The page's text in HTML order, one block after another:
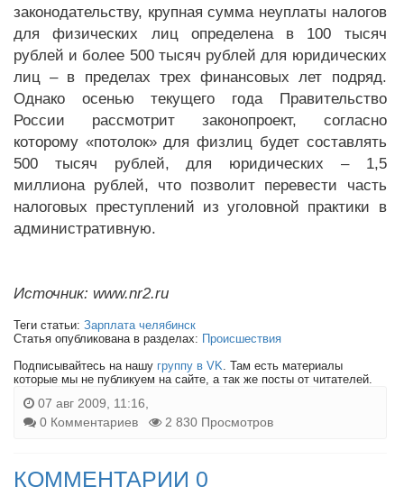
законодательству, крупная сумма неуплаты налогов
для физических лиц определена в 100 тысяч
рублей и более 500 тысяч рублей для юридических
лиц – в пределах трех финансовых лет подряд.
Однако осенью текущего года Правительство
России рассмотрит законопроект, согласно
которому «потолок» для физлиц будет составлять
500 тысяч рублей, для юридических – 1,5
миллиона рублей, что позволит перевести часть
налоговых преступлений из уголовной практики в
административную.
Источник: www.nr2.ru
Теги статьи: Зарплата челябинск
Статья опубликована в разделах: Происшествия
Подписывайтесь на нашу группу в VK. Там есть материалы
которые мы не публикуем на сайте, а так же посты от читателей.
07 авг 2009, 11:16,
0 Комментариев
2 830 Просмотров
КОММЕНТАРИИ 0